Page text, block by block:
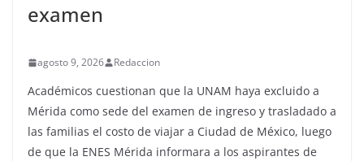
examen
agosto 9, 2026 Redaccion
Académicos cuestionan que la UNAM haya excluido a
Mérida como sede del examen de ingreso y trasladado a
las familias el costo de viajar a Ciudad de México, luego
de que la ENES Mérida informara a los aspirantes de